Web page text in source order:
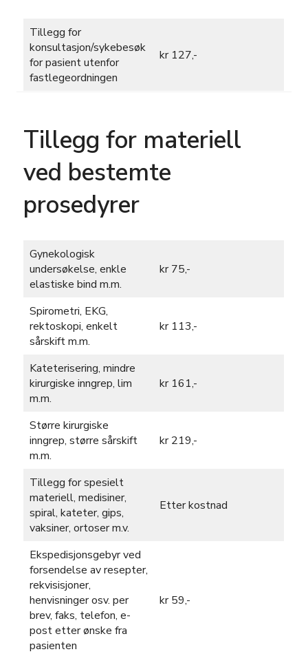
Tillegg for
konsultasjon/sykebesøk
for pasient utenfor
fastlegeordningen
kr 127,-
Tillegg for materiell
ved bestemte
prosedyrer
Gynekologisk
undersøkelse, enkle
elastiske bind m.m.
kr 75,-
Spirometri, EKG,
rektoskopi, enkelt
sårskift m.m.
kr 113,-
Kateterisering, mindre
kirurgiske inngrep, lim
m.m.
kr 161,-
Større kirurgiske
inngrep, større sårskift
m.m.
kr 219,-
Tillegg for spesielt
materiell, medisiner,
spiral, kateter, gips,
vaksiner, ortoser m.v.
Etter kostnad
Ekspedisjonsgebyr ved
forsendelse av resepter,
rekvisisjoner,
henvisninger osv. per
brev, faks, telefon, e-
post etter ønske fra
pasienten
kr 59,-